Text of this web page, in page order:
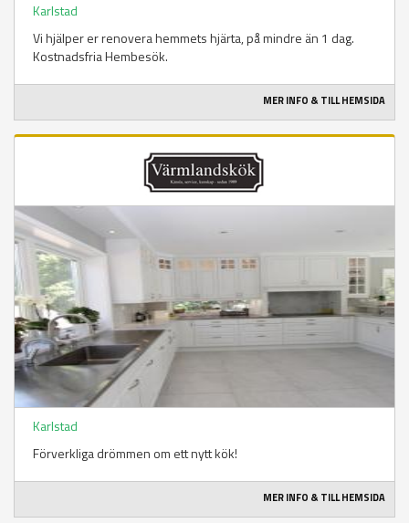
Karlstad
Vi hjälper er renovera hemmets hjärta, på mindre än 1 dag.
Kostnadsfria Hembesök.
MER INFO & TILL HEMSIDA
Karlstad
Förverkliga drömmen om ett nytt kök!
MER INFO & TILL HEMSIDA